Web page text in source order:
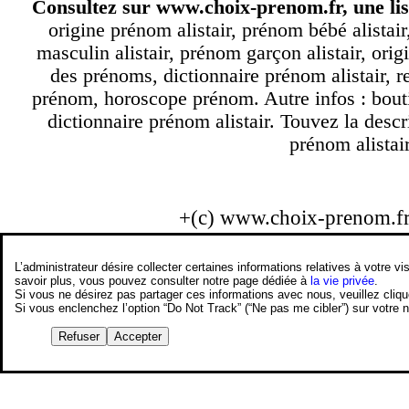
Consultez sur www.choix-prenom.fr, une
origine prénom alistair, prénom bébé
masculin alistair, prénom garçon alistair,
des prénoms, dictionnaire prénom alistair,
prénom, horoscope prénom. Autre infos :
dictionnaire prénom alistair. Touvez la
prénom
+(c) www.choix-
L’administrateur désire collecter certaines informations relatives à votre
savoir plus, vous pouvez consulter notre page dédiée àla vie privée
Si vous ne désirez pas partager ces informations avec nous, veuillez
Si vous enclenchez l’option “Do Not Track” (“Ne pas me cibler”) sur
Refuser Accepter